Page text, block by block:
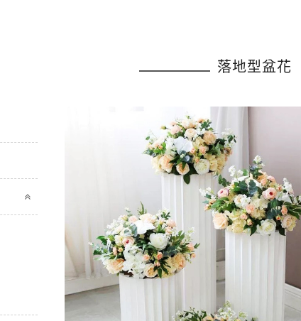
落地型盆花